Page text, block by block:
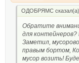
ОДОБРЯМС
Обратите
для
Заметил,
правым бортом,
мусор возить!